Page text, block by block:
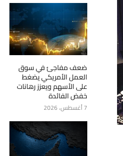
ضعف مفاجئ في سوق
العمل الأمريكي يضغط
على الأسهم ويعزز رهانات
خفض الفائدة
7 أغسطس، 2026